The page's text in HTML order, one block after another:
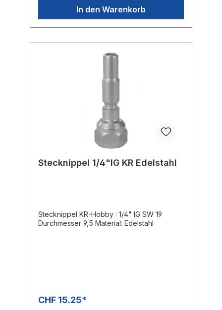
In den Warenkorb
Stecknippel 1/4"IG KR Edelstahl
Stecknippel KR-Hobby : 1/4" IG SW 19
Durchmesser 9,5 Material: Edelstahl
CHF 15.25*